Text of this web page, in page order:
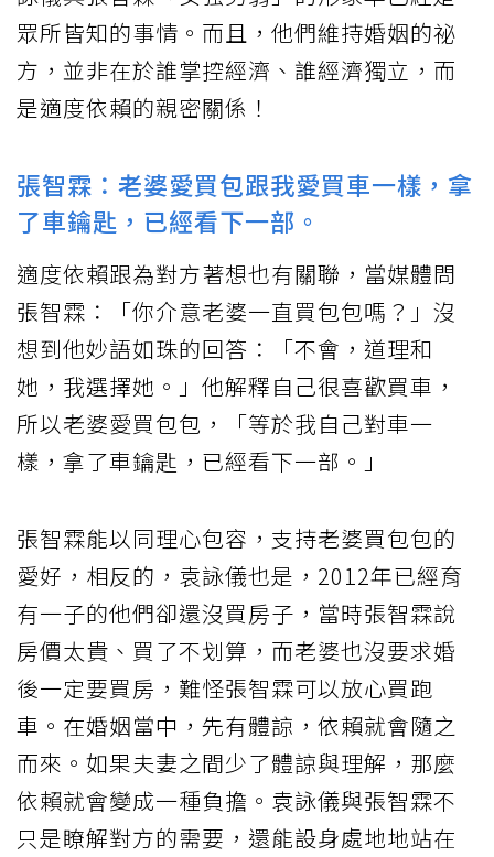
眾所皆知的事情。而且，他們維持婚姻的祕
方，並非在於誰掌控經濟、誰經濟獨立，而
是適度依賴的親密關係！
張智霖：老婆愛買包跟我愛買車一樣，拿
了車鑰匙，已經看下一部。
適度依賴跟為對方著想也有關聯，當媒體問
張智霖：「你介意老婆一直買包包嗎？」沒
想到他妙語如珠的回答：「不會，道理和
她，我選擇她。」他解釋自己很喜歡買車，
所以老婆愛買包包，「等於我自己對車一
樣，拿了車鑰匙，已經看下一部。」
張智霖能以同理心包容，支持老婆買包包的
愛好，相反的，袁詠儀也是，2012年已經育
有一子的他們卻還沒買房子，當時張智霖說
房價太貴、買了不划算，而老婆也沒要求婚
後一定要買房，難怪張智霖可以放心買跑
車。在婚姻當中，先有體諒，依賴就會隨之
而來。如果夫妻之間少了體諒與理解，那麼
依賴就會變成一種負擔。袁詠儀與張智霖不
只是瞭解對方的需要，還能設身處地地站在